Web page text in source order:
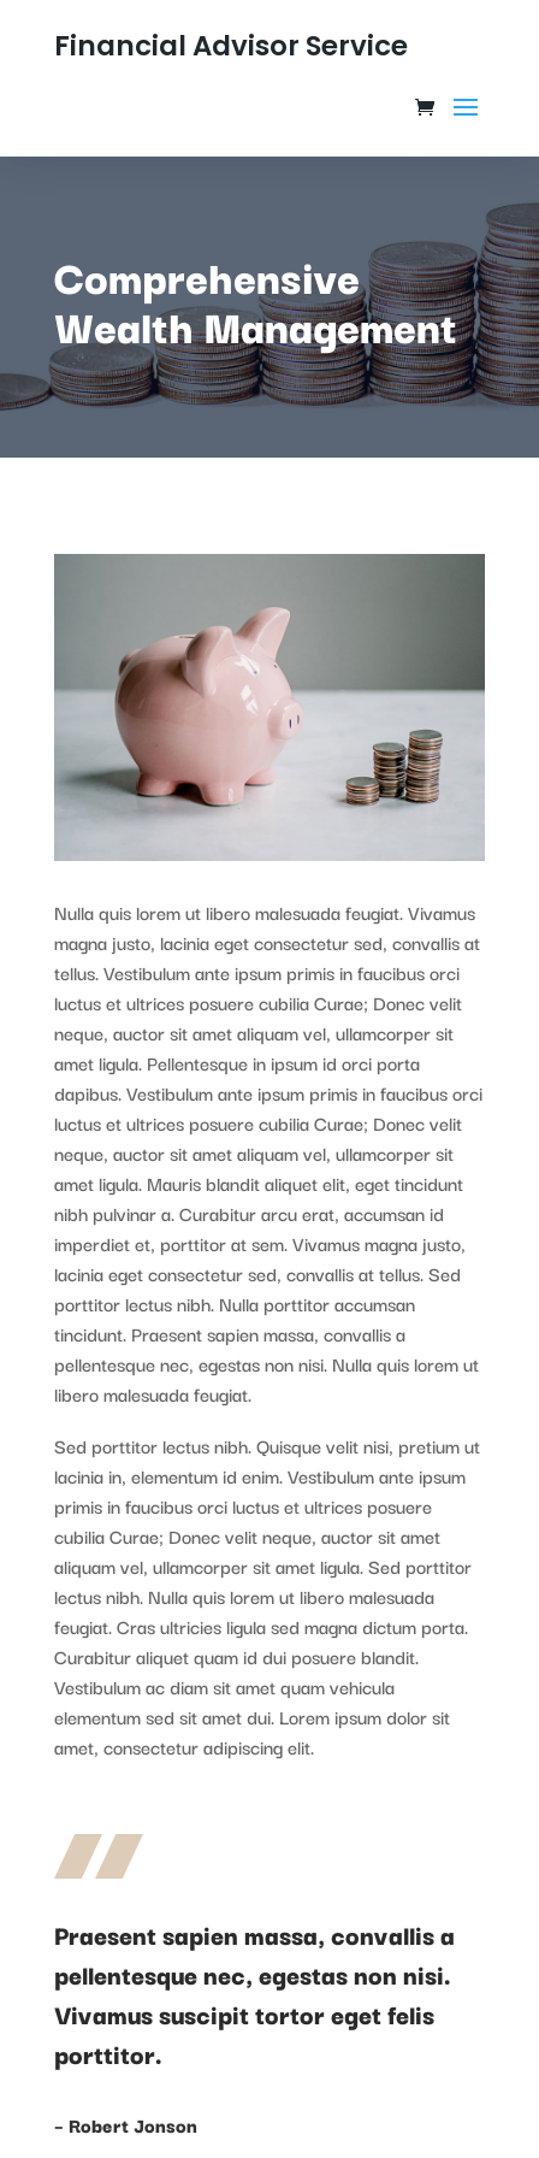
Financial Advisor Service
Comprehensive
Wealth Management
Nulla quis lorem ut libero malesuada feugiat. Vivamus
magna justo, lacinia eget consectetur sed, convallis at
tellus. Vestibulum ante ipsum primis in faucibus orci
luctus et ultrices posuere cubilia Curae; Donec velit
neque, auctor sit amet aliquam vel, ullamcorper sit
amet ligula. Pellentesque in ipsum id orci porta
dapibus. Vestibulum ante ipsum primis in faucibus orci
luctus et ultrices posuere cubilia Curae; Donec velit
neque, auctor sit amet aliquam vel, ullamcorper sit
amet ligula. Mauris blandit aliquet elit, eget tincidunt
nibh pulvinar a. Curabitur arcu erat, accumsan id
imperdiet et, porttitor at sem. Vivamus magna justo,
lacinia eget consectetur sed, convallis at tellus. Sed
porttitor lectus nibh. Nulla porttitor accumsan
tincidunt. Praesent sapien massa, convallis a
pellentesque nec, egestas non nisi. Nulla quis lorem ut
libero malesuada feugiat.
Sed porttitor lectus nibh. Quisque velit nisi, pretium ut
lacinia in, elementum id enim. Vestibulum ante ipsum
primis in faucibus orci luctus et ultrices posuere
cubilia Curae; Donec velit neque, auctor sit amet
aliquam vel, ullamcorper sit amet ligula. Sed porttitor
lectus nibh. Nulla quis lorem ut libero malesuada
feugiat. Cras ultricies ligula sed magna dictum porta.
Curabitur aliquet quam id dui posuere blandit.
Vestibulum ac diam sit amet quam vehicula
elementum sed sit amet dui. Lorem ipsum dolor sit
amet, consectetur adipiscing elit.
Praesent sapien massa, convallis a
pellentesque nec, egestas non nisi.
Vivamus suscipit tortor eget felis
porttitor.
– Robert Jonson